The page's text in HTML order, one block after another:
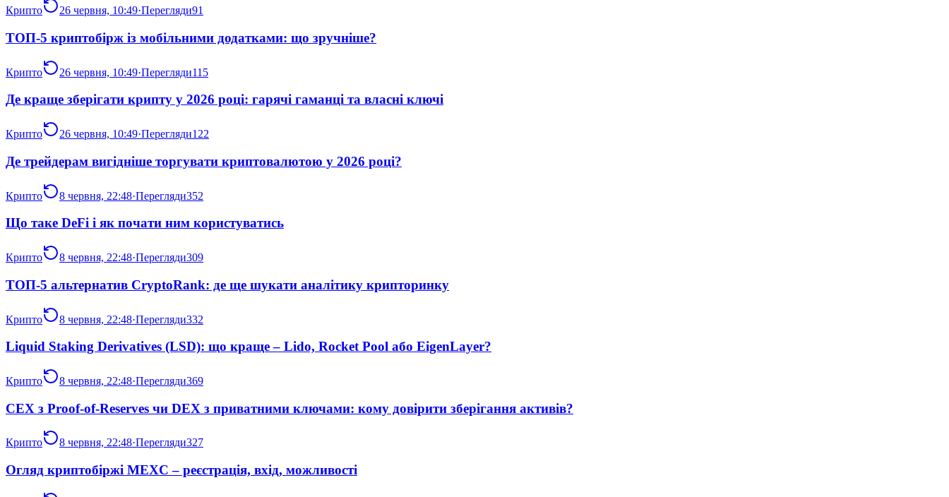
Крипто 26 червня, 10:49·Перегляди91
ТОП-5 криптобірж із мобільними додатками: що зручніше?
Крипто 26 червня, 10:49·Перегляди115
Де краще зберігати крипту у 2026 році: гарячі гаманці та власні ключі
Крипто 26 червня, 10:49·Перегляди122
Де трейдерам вигідніше торгувати криптовалютою у 2026 році?
Крипто 8 червня, 22:48·Перегляди352
Що таке DeFi і як почати ним користуватись
Крипто 8 червня, 22:48·Перегляди309
ТОП-5 альтернатив CryptoRank: де ще шукати аналітику крипторинку
Крипто 8 червня, 22:48·Перегляди332
Liquid Staking Derivatives (LSD): що краще – Lido, Rocket Pool або EigenLayer?
Крипто 8 червня, 22:48·Перегляди369
CEX з Proof-of-Reserves чи DEX з приватними ключами: кому довірити зберігання активів?
Крипто 8 червня, 22:48·Перегляди327
Огляд криптобіржі MEXC – реєстрація, вхід, можливості